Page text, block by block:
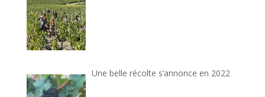
Une belle récolte s’annonce en 2022